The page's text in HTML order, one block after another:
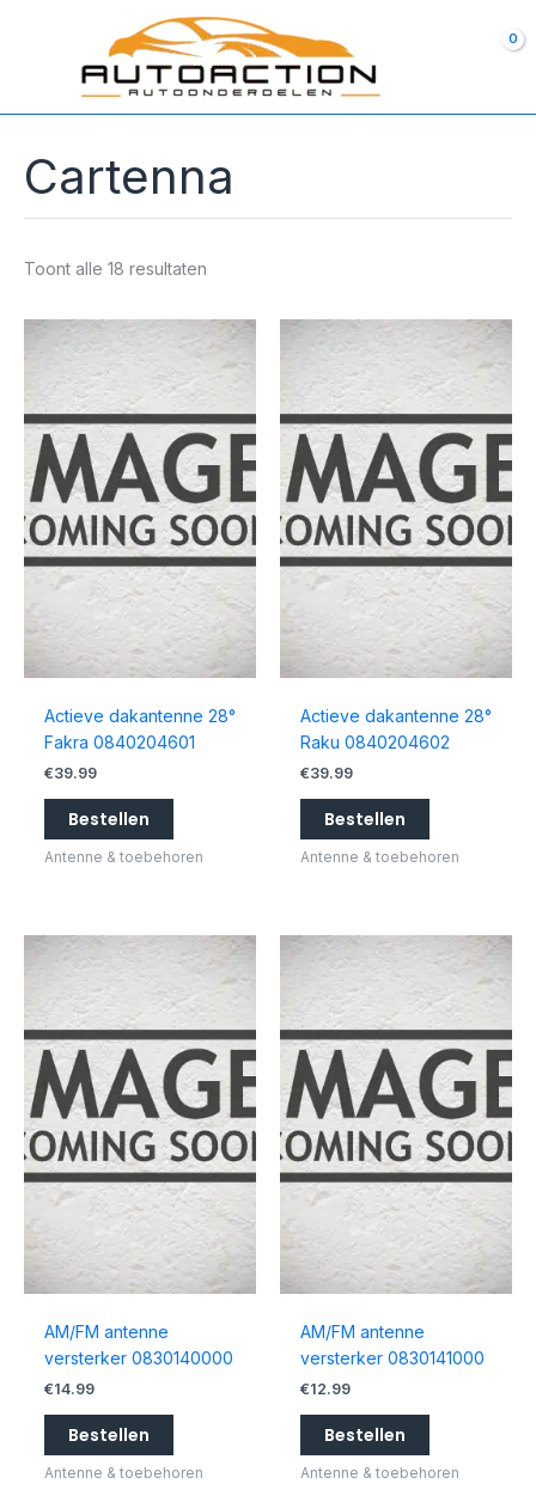
Cartenna
Toont alle 18 resultaten
Actieve dakantenne 28°
Fakra 0840204601
€39.99
Bestellen
Antenne & toebehoren
Actieve dakantenne 28°
Raku 0840204602
€39.99
Bestellen
Antenne & toebehoren
AM/FM antenne
versterker 0830140000
€14.99
Bestellen
Antenne & toebehoren
AM/FM antenne
versterker 0830141000
€12.99
Bestellen
Antenne & toebehoren